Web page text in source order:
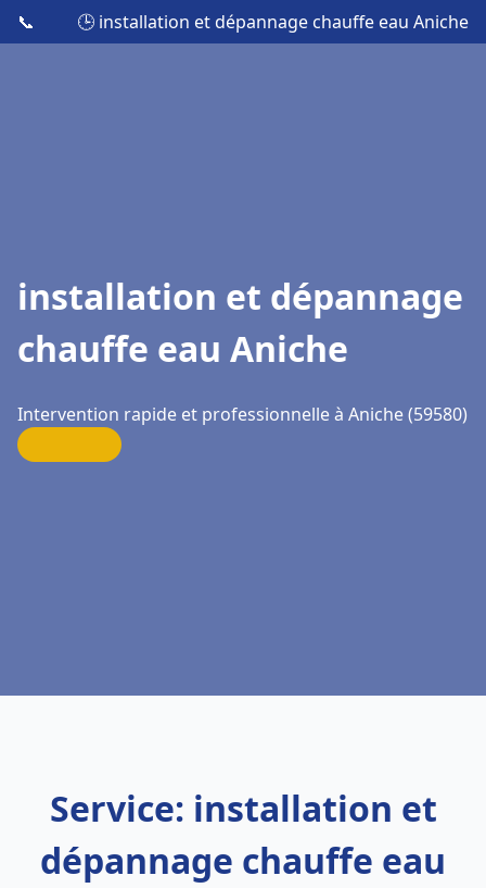
📞 🕒 installation et dépannage chauffe eau Aniche
installation et dépannage
chauffe eau Aniche
Intervention rapide et professionnelle à Aniche (59580)
Service: installation et
dépannage chauffe eau